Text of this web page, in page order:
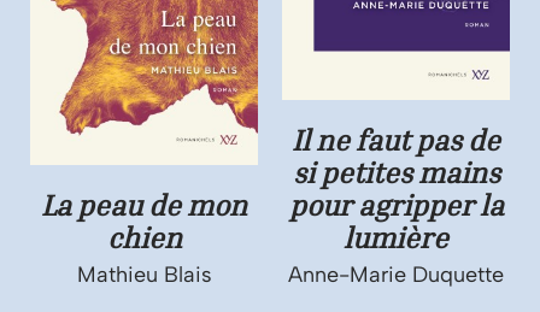
La peau de mon
chien
Mathieu Blais
Il ne faut pas de
si petites mains
pour agripper la
lumière
Anne-Marie Duquette